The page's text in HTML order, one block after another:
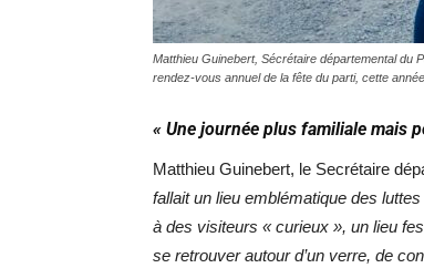
Matthieu Guinebert, Sécrétaire départemental du
rendez-vous annuel de la fête du parti, cette
« Une journée plus familiale mais
Matthieu Guinebert, le Secrétaire
fallait un lieu emblématique des
à des visiteurs « curieux », un lieu
se retrouver autour d’un verre, de